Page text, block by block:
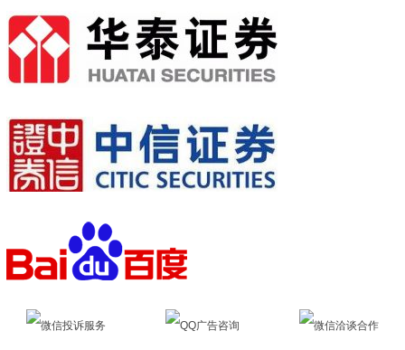
微信投诉服务 QQ广告咨询 微信洽谈合作